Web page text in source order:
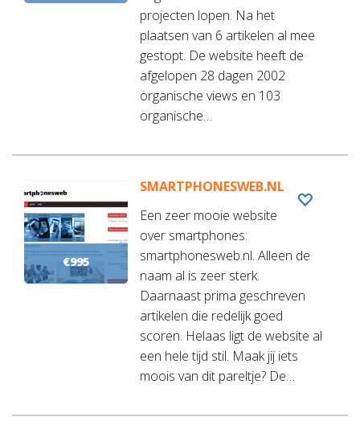
projecten lopen. Na het
plaatsen van 6 artikelen al mee
gestopt. De website heeft de
afgelopen 28 dagen 2002
organische views en 103
organische…
€995
SMARTPHONESWEB.NL
Een zeer mooie website
over smartphones:
smartphonesweb.nl. Alleen de
naam al is zeer sterk.
Daarnaast prima geschreven
artikelen die redelijk goed
scoren. Helaas ligt de website al
een hele tijd stil. Maak jij iets
moois van dit pareltje? De…